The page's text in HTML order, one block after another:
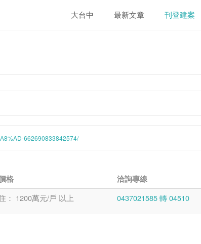
大台中 最新文章 刊登建案
662690833842574/
格 洽詢專線
： 1200萬元/戶 以上 0437021585 轉 04510